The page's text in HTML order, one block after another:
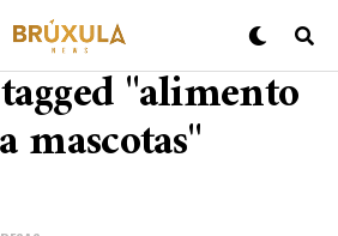
"alimento
mascotas"